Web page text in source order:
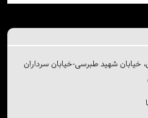
خیابان شهید طبرسی-خیابان سرداران